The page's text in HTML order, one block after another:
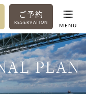
ご予約
RESERVATION MENU
PLAN